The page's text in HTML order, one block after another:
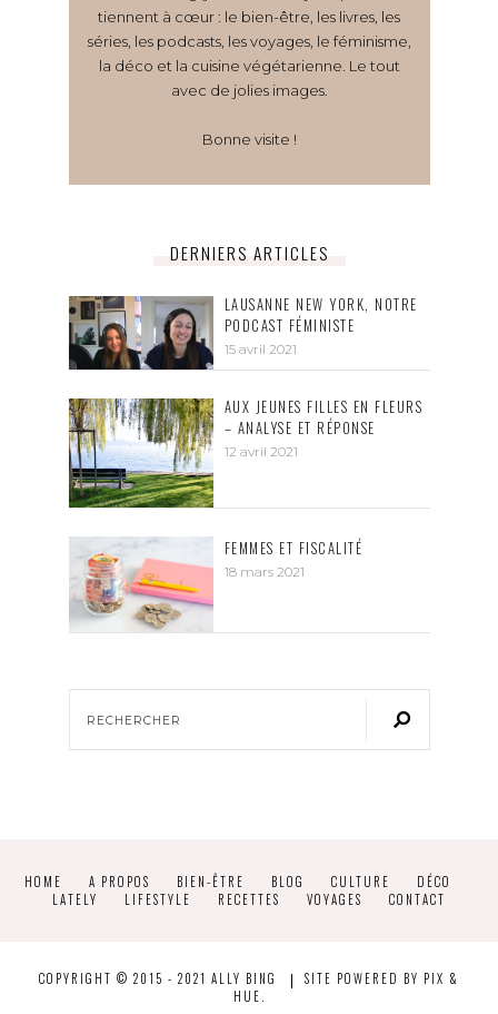
tiennent à cœur : le bien-être, les livres, les
séries, les podcasts, les voyages, le féminisme,
la déco et la cuisine végétarienne. Le tout
avec de jolies images.
Bonne visite !
DERNIERS ARTICLES
LAUSANNE NEW YORK, NOTRE
PODCAST FÉMINISTE
15 avril 2021
AUX JEUNES FILLES EN FLEURS
– ANALYSE ET RÉPONSE
12 avril 2021
FEMMES ET FISCALITÉ
18 mars 2021
HOME A PROPOS BIEN-ÊTRE BLOG CULTURE
DÉCO
LATELY
LIFESTYLE RECETTES VOYAGES CONTACT
COPYRIGHT © 2015 - 2021 ALLY BING SITE POWERED BY PIX &
HUE.